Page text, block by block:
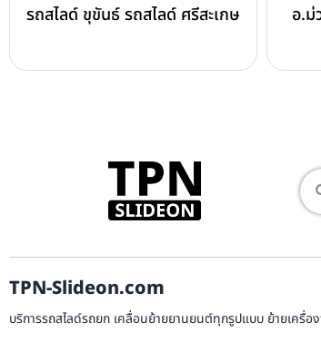
รถสไลด์ ขุขันธ์ รถสไลด์ ศรีสะเกษ อ.ม่
TPN-Slideon.com
บริการรถสไลด์รถยก เคลื่อนย้ายยานยนต์ทุกรูปแบบ ย้ายเครื่อ